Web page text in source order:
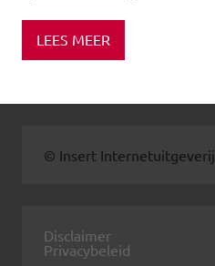
LEES MEER
© Insert Internetuitgeverij
Disclaimer
Privacybeleid